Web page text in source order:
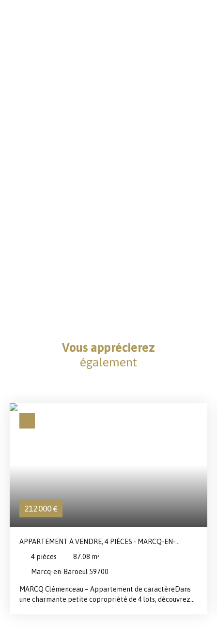
Vous apprécierez
également
212 000 €
APPARTEMENT À VENDRE, 4 PIÈCES - MARCQ-EN-
BAROEUL 59700
4 pièces 87.08 m²
Marcq-en-Baroeul 59700
MARCQ Clémenceau – Appartement de caractèreDans
une charmante petite copropriété de 4 lots, découvrez